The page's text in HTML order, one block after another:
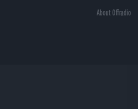
About Offradio